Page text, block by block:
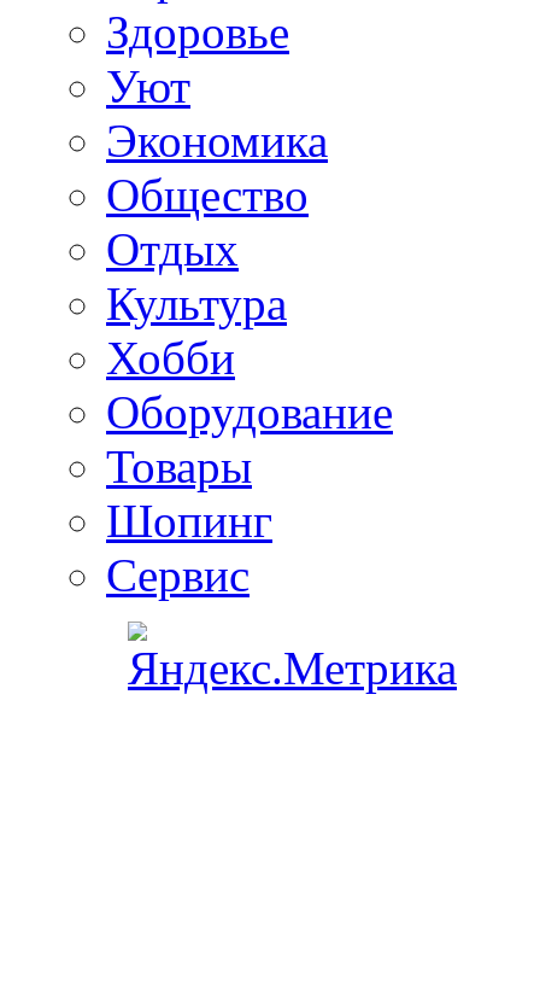
Здоровье
Уют
Экономика
Общество
Отдых
Культура
Хобби
Оборудование
Товары
Шопинг
Сервис